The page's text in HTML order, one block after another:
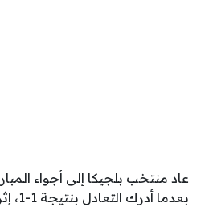
عاد منتخب بلجيكا إلى أجواء